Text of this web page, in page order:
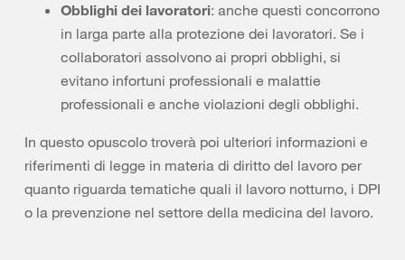
Obblighi dei lavoratori: anche questi concorrono
in larga parte alla protezione dei lavoratori. Se i
collaboratori assolvono ai propri obblighi, si
evitano infortuni professionali e malattie
professionali e anche violazioni degli obblighi.
In questo opuscolo troverà poi ulteriori informazioni e
riferimenti di legge in materia di diritto del lavoro per
quanto riguarda tematiche quali il lavoro notturno, i DPI
o la prevenzione nel settore della medicina del lavoro.